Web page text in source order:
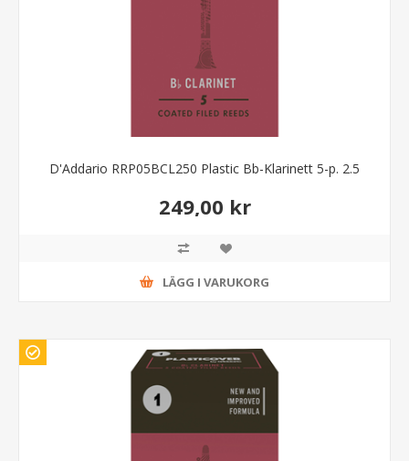
D'Addario RRP05BCL250 Plastic Bb-Klarinett 5-p. 2.5
249,00 kr
LÄGG I VARUKORG